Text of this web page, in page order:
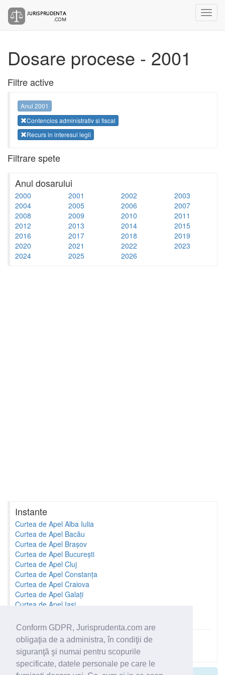
Conform GDPR, Jurisprudenta.com are
obligaţia de a administra, în condiţii de
siguranţă şi numai pentru scopurile
specificate, datele personale pe care le
Dosare procese - 2001
Filtre active
Anul 2001
Contencios administrativ si fiscal
Recurs in interesul legii
Filtrare spete
Anul dosarului
2000 2001 2002
2003
2004
2005 2006
2007
2008
2009 2010
2011
2012
2013 2014
2015
2016
2017 2018
2019
2020
2021 2022
2023
2024
2025 2026
Instante
Curtea de Apel Alba Iulia
Curtea de Apel Bacău
Curtea de Apel Brașov
Curtea de Apel București
Curtea de Apel Cluj
Curtea de Apel Constanța
Curtea de Apel Craiova
Curtea de Apel Galați
Curtea de Apel Iași
Toate instantele